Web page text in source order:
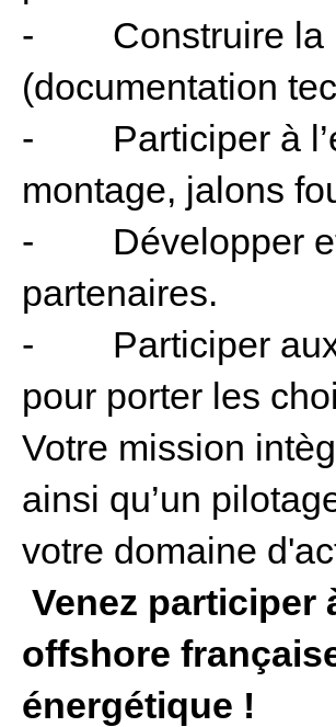
- Construire la
(documentation
- Participer à
montage, jalons
- Développer et
partenaires.
- Participer aux
pour porter les
Votre mission
ainsi qu’un
votre domaine
Venez participer
offshore
énergétique !